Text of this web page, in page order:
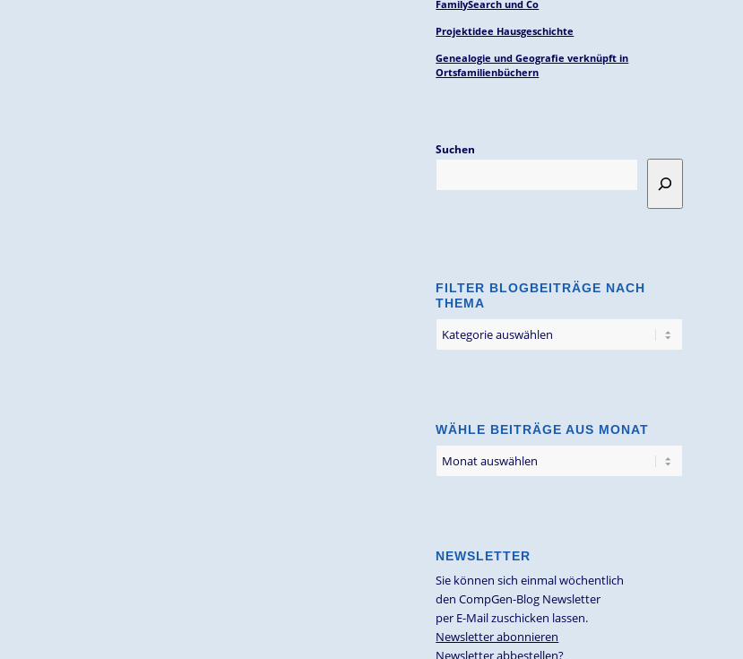
FamilySearch und Co
Projektidee Hausgeschichte
Genealogie und Geografie verknüpft in
Ortsfamilienbüchern
Suchen
FILTER BLOGBEITRÄGE NACH
THEMA
Blogbeiträge
WÄHLE BEITRÄGE AUS MONAT
NEWSLETTER
Sie können sich einmal wöchentlich
den CompGen-Blog Newsletter
per E-Mail zuschicken lassen.
Newsletter abonnieren
Newsletter abbestellen?